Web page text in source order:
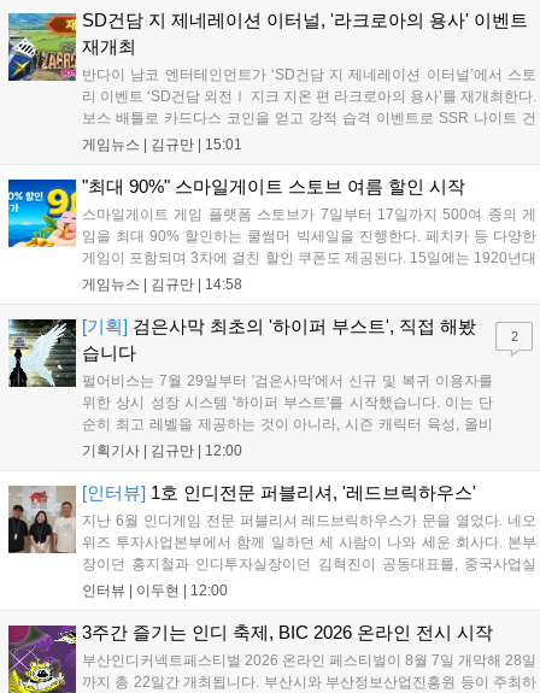
니다. 또한 카카오톡 채널 추가 시 주차별 스페셜 쿠폰과 한정 스
킨, 경품 이벤트 등 풍성한 혜택을 마련해 이용자들의 기대를 모
으고 있습니다....
SD건담 지 제네레이션 이터널, '라크로아의 용사' 이벤트
재개최
반다이 남코 엔터테인먼트가 ‘SD건담 지 제네레이션 이터널’에서 스토
리 이벤트 ‘SD건담 외전Ⅰ 지크 지온 편 라크로아의 용사’를 재개최한다.
보스 배틀로 카드다스 코인을 얻고 강적 습격 이벤트로 SSR 나이트 건
담을 획득할 수 있다. 로그인 보너스로 최대 다이아 3,000개를 지급하며,
원 증정한다. 또한 9월 30일까지 공식 유튜브에서 특별 프로그램을 시청
할 수 있다....
게임뉴스 | 김규만 15:01
"최대 90%" 스마일게이트 스토브 여름 할인 시작
스마일게이트 게임 플랫폼 스토브가 7일부터 17일까지 500여 종의 게
임을 최대 90% 할인하는 쿨썸머 빅세일을 진행한다. 페치카 등 다양한
게임이 포함되며 3차에 걸친 할인 쿠폰도 제공된다. 15일에는 1920년대
경성 배경의 신작 그날의 신문이 출시되며, 15일부터 17일까지는 국내
은 공식 페이지에서 확인 가능하다....
게임뉴스 | 김규만 14:58
[기획] 검은사막 최초의 '하이퍼 부스트', 직접 해봤
습니다
펄어비스는 7월 29일부터 '검은사막'에서 신규 및 복귀 이용자를
위한 상시 성장 시스템 '하이퍼 부스트'를 시작했습니다. 이는 단
순히 최고 레벨을 제공하는 것이 아니라, 시즌 캐릭터 육성, 올비
아 아카데미 수료, 아침의 나라 설화 진행 등 4단계 과정을 통해
용자는 과제를 완수하며 동(V) 투발라 장비와 검은별 무기, 카라
자드 장신구 등을 획득해 주요 콘텐츠에 진입할 수 있습니다....
기획기사 | 김규만 12:00
2
[인터뷰] 1호 인디전문 퍼블리셔, '레드브릭하우스'
지난 6월 인디게임 전문 퍼블리셔 레드브릭하우스가 문을 열었다. 네오
위즈 투자사업본부에서 함께 일하던 세 사람이 나와 세운 회사다. 본부
장이던 홍지철과 인디투자실장이던 김혁진이 공동대표를, 중국사업실
장이던 이민정이 이사를 맡았다. 출범 한 달여 만에 위메이드맥스의 전
들어왔다. 서비스 중인...
인터뷰 | 이두현 12:00
3주간 즐기는 인디 축제, BIC 2026 온라인 전시 시작
부산인디커넥트페스티벌 2026 온라인 페스티벌이 8월 7일 개막해 28일
까지 총 22일간 개최됩니다. 부산시와 부산정보산업진흥원 등이 주최하